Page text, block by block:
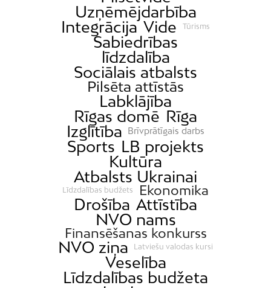
Uzņēmējdarbība
Integrācija Vide Tūrisms
Sabiedrības
līdzdalība
Sociālais atbalsts
Pilsēta attīstās
Labklājība
Rīgas domē Rīga
Izglītība
Brīvprātīgais darbs
Sports LB projekts
Kultūra
Atbalsts Ukrainai
Līdzdalības budžets Ekonomika
Drošība Attīstība
NVO nams
Finansēšanas konkurss
NVO ziņa Latviešu valodas kursi
Veselība
Līdzdalības budžeta